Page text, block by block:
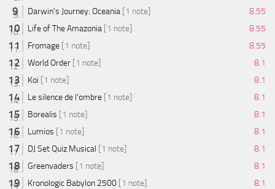
Darwin's Journey: Oceania [1 note]
8.55
Life of The Amazonia [1 note]
8.55
Fromage [1 note]
8.55
World Order [1 note]
8.1
Koi [1 note]
8.1
Le silence de l'ombre [1 note]
8.1
Borealis [1 note]
8.1
Lumios [1 note]
8.1
DJ Set Quiz Musical [1 note]
8.1
Greenvaders [1 note]
8.1
Kronologic Babylon 2500 [1 note]
8.1